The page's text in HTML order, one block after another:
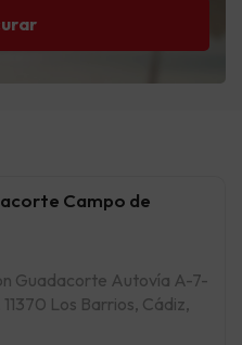
Campo de
Guadacorte Autovía A-7-
11370 Los Barrios, Cádiz,